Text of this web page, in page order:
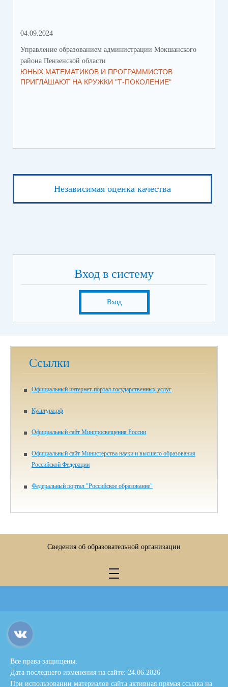
04.09.2024
Управление образованием администрации Мокшанского
района Пензенской области
ЮНЫХ МАТЕМАТИКОВ И ПРОГРАММИСТОВ
ПРИГЛАШАЮТ НА КРУЖКИ "Т-ПОКОЛЕНИЕ"
Независимая оценка качества
Вход в систему
Вход
Ссылки
Официальный интернет-портал государственных услуг
Культура.рф
Официальный сайт Минпросвещения России
Официальный сайт Министерства науки и высшего образования
Российской Федерации
Федеральный портал "Российское образование"
Сведения об образовательной организации
Все права защищены.
Дата последнего изменения на сайте: 24.06.2026
При использовании материалов сайта активная прямая ссылка на